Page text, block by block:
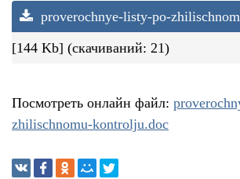
proverochnye-listy-po-
[144 Kb] (cкачиваний: 21)
Посмотреть онлайн файл:
zhilischnomu-kontrolju.doc